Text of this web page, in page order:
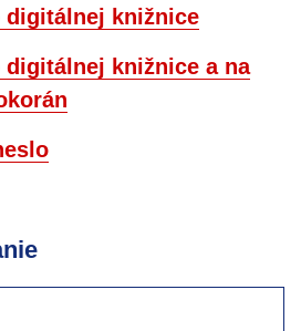
digitálnej knižnice
digitálnej knižnice a na